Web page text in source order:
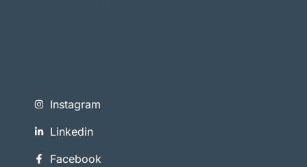
Instagram
Linkedin
Facebook